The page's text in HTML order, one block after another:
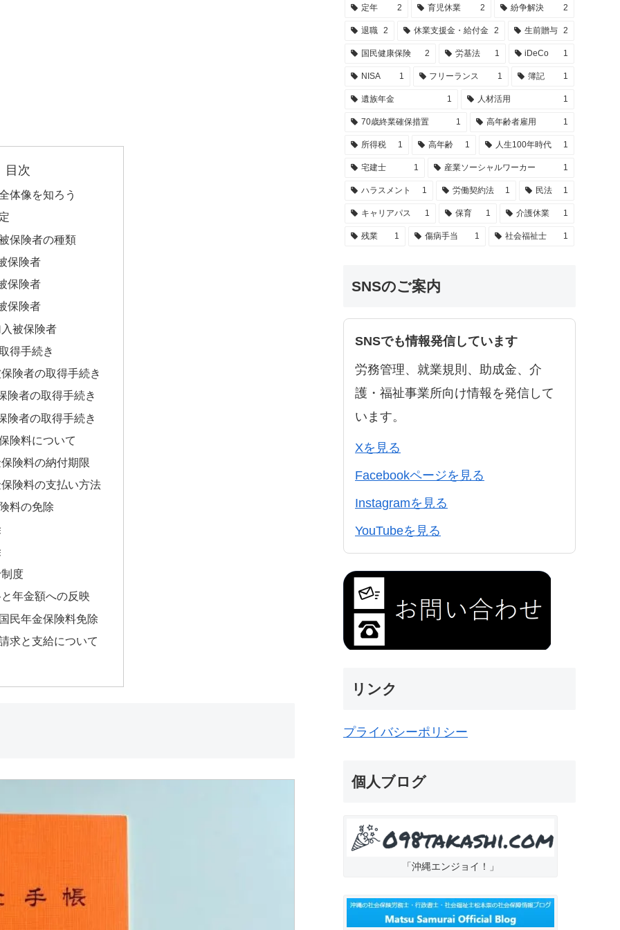
目次
体像を知ろう
保険者の種類
保険者
保険者
保険者
被保険者
得手続き
険者の取得手続き
険者の取得手続き
険者の取得手続き
険料について
険料の納付期限
険料の支払い方法
料の免除
度
年金額への反映
民年金保険料免除
求と支給について
定年 2 育児休業 2 紛争解決 2
退職 2 休業支援金・給付金 2 生前贈与 2
国民健康保険 2 労基法 1 iDeCo 1
NISA 1 フリーランス 1 簿記 1
遺族年金 1 人材活用 1
70歳終業確保措置 1 高年齢者雇用 1
所得税 1 高年齢 1 人生100年時代 1
宅建士 1 産業ソーシャルワーカー 1
ハラスメント 1 労働契約法 1 民法 1
キャリアパス 1 保育 1 介護休業 1
残業 1 傷病手当 1 社会福祉士 1
SNSのご案内
SNSでも情報発信しています
労務管理、就業規則、助成金、介
護・福祉事業所向け情報を発信して
います。
Xを見る
Facebookページを見る
Instagramを見る
YouTubeを見る
リンク
プライバシーポリシー
個人ブログ
「沖縄エンジョイ！」